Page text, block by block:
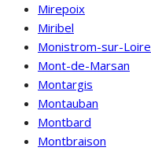
Mirepoix
Miribel
Monistrom-sur-Loire
Mont-de-Marsan
Montargis
Montauban
Montbard
Montbraison